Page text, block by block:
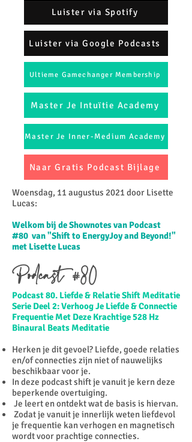
Luister via Spotify
Luister via Google Podcasts
Ultieme Gamechanger Membership
Master Je Intuïtie Academy
Master Je Inner-Medium Academy
Naar Gratis Podcast Bijlage
Woensdag, 11 augustus 2021 door Lisette
Lucas:​
Welkom bij de Shownotes van Podcast
#80 van "Shift to EnergyJoy and Beyond!"
met Lisette Lucas
Podcast #80
Podcast 80. Liefde & Relatie Shift Meditatie
Serie Deel 2: Verhoog Je Liefde & Connectie
Frequentie Met Deze Krachtige 528 Hz
Binaural Beats Meditatie
Herken je dit gevoel? Liefde, goede relaties
en/of connecties zijn niet of nauwelijks
beschikbaar voor je.
In deze podcast shift je vanuit je kern deze
beperkende overtuiging.
Je leert en ontdekt wat de basis is hiervan.
Zodat je vanuit je innerlijk weten liefdevol
je frequentie kan verhogen en magnetisch
wordt voor prachtige connecties.